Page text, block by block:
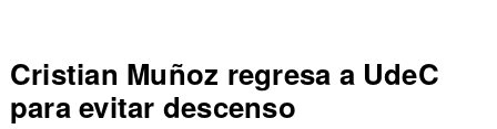
Muñoz regresa a UdeC
evitar descenso